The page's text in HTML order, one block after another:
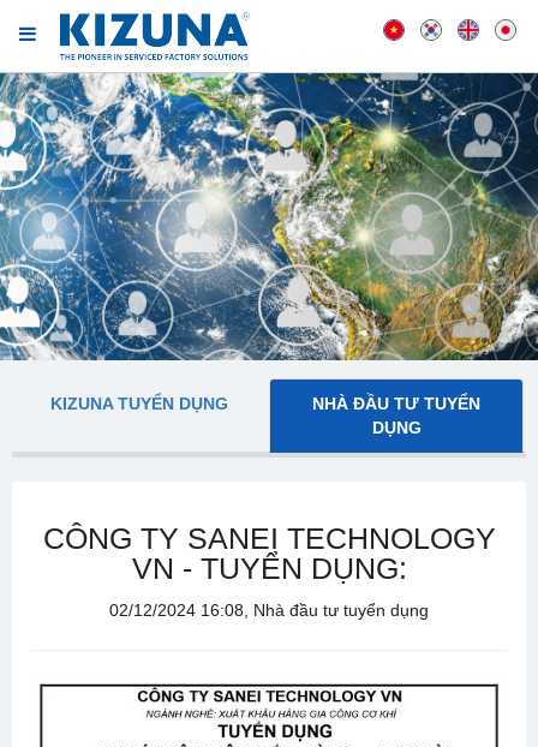
KIZUNA TUYỂN DỤNG
NHÀ ĐẦU TƯ TUYỂN
DỤNG
CÔNG TY SANEI TECHNOLOGY
VN - TUYỂN DỤNG:
02/12/2024 16:08, Nhà đầu tư tuyển dụng